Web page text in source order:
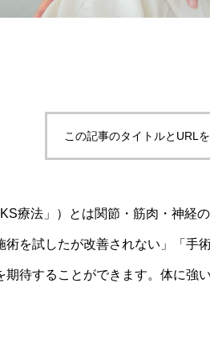
この記事のタイトルとURL
療法」）とは関節・筋肉・神経
術を試したが改善されない」「手
期待することができます。体に強